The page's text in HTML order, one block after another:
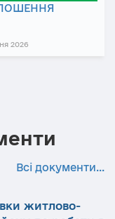
2026
Всі документи...
житлово-